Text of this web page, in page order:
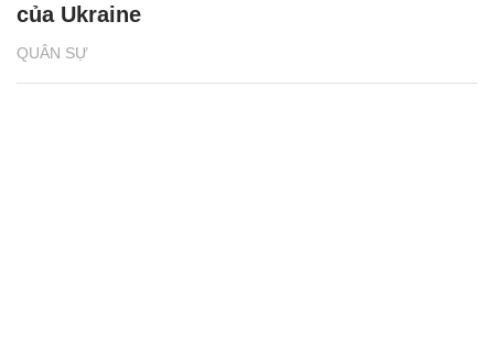
QUÂN SỰ
của Ukraine